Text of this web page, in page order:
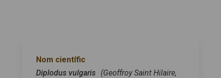
Nom científic
Diplodus vulgaris (Geoffroy Saint Hilaire,